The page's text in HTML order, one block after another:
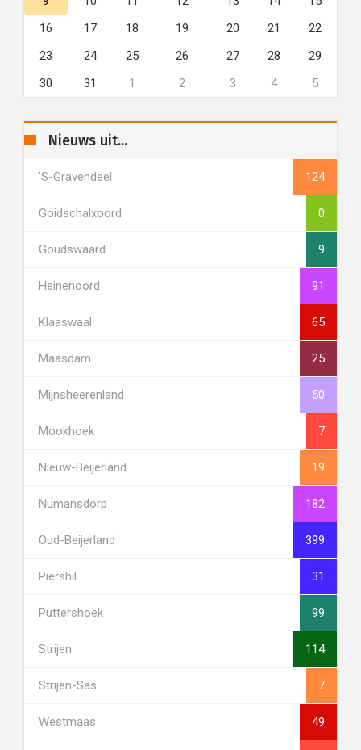
16
17 18 19 20 21
22
23
24 25 26 27 28
29
30
31 1 2 3 4 5
Nieuws uit...
's-Gravendeel 124
Goidschalxoord 0
Goudswaard 9
Heinenoord 91
Klaaswaal 65
Maasdam 25
Mijnsheerenland 50
Mookhoek 7
Nieuw-Beijerland 19
Numansdorp 182
Oud-Beijerland 399
Piershil 31
Puttershoek 99
Strijen 114
Strijen-Sas 7
Westmaas 49